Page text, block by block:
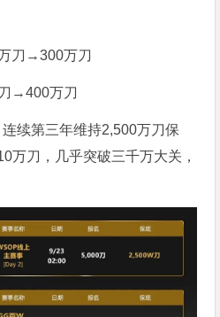
刀→300万刀
→400万刀
续第三年维持2,500万刀保
万刀，几乎突破三千万大关，